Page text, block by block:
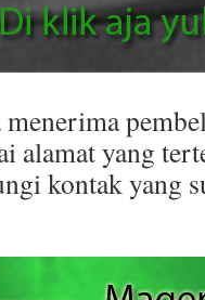
alamat yang
kontak yang